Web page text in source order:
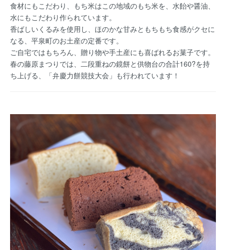
食材にもこだわり、もち米はこの地域のもち米を、水飴や醤油、
水にもこだわり作られています。
香ばしいくるみを使用し、ほのかな甘みともちもち食感がクセに
なる、平泉町のお土産の定番です。
ご自宅ではもちろん、贈り物や手土産にも喜ばれるお菓子です。
春の藤原まつりでは、二段重ねの鏡餅と供物台の合計160?を持
ち上げる、「弁慶力餅競技大会」も行われています！